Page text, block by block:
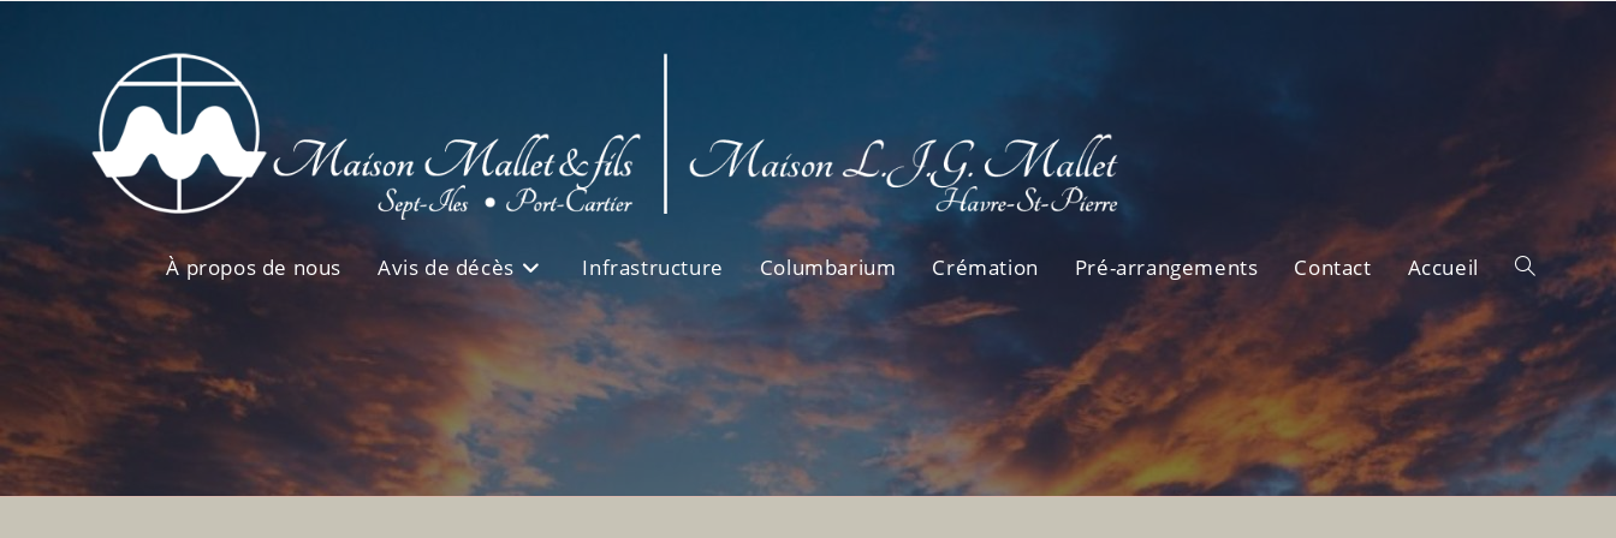
À propos de nous Avis de décès Infrastructure Columbarium Crémation Pré-arrangements Contact Accueil
Toggle
website
search